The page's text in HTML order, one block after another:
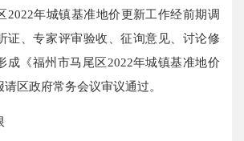
年城镇基准地价更新工作经前期调
证、专家评审验收、征询意见、讨论修
成《福州市马尾区2022年城镇基准地价
区政府常务会议审议通过。